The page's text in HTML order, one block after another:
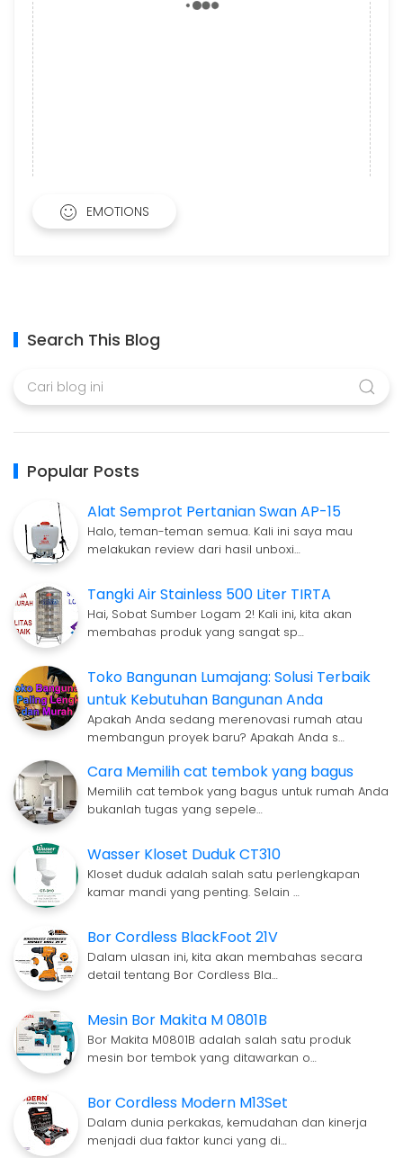
EMOTIONS
Search This Blog
Popular Posts
Alat Semprot Pertanian Swan AP-15
Halo, teman-teman semua. Kali ini saya mau
melakukan review dari hasil unboxi…
Tangki Air Stainless 500 Liter TIRTA
Hai, Sobat Sumber Logam 2! Kali ini, kita akan
membahas produk yang sangat sp…
Toko Bangunan Lumajang: Solusi Terbaik
untuk Kebutuhan Bangunan Anda
Apakah Anda sedang merenovasi rumah atau
membangun proyek baru? Apakah Anda s…
Cara Memilih cat tembok yang bagus
Memilih cat tembok yang bagus untuk rumah Anda
bukanlah tugas yang sepele…
Wasser Kloset Duduk CT310
Kloset duduk adalah salah satu perlengkapan
kamar mandi yang penting. Selain …
Bor Cordless BlackFoot 21V
Dalam ulasan ini, kita akan membahas secara
detail tentang Bor Cordless Bla…
Mesin Bor Makita M 0801B
Bor Makita M0801B adalah salah satu produk
mesin bor tembok yang ditawarkan o…
Bor Cordless Modern M13Set
Dalam dunia perkakas, kemudahan dan kinerja
menjadi dua faktor kunci yang di…